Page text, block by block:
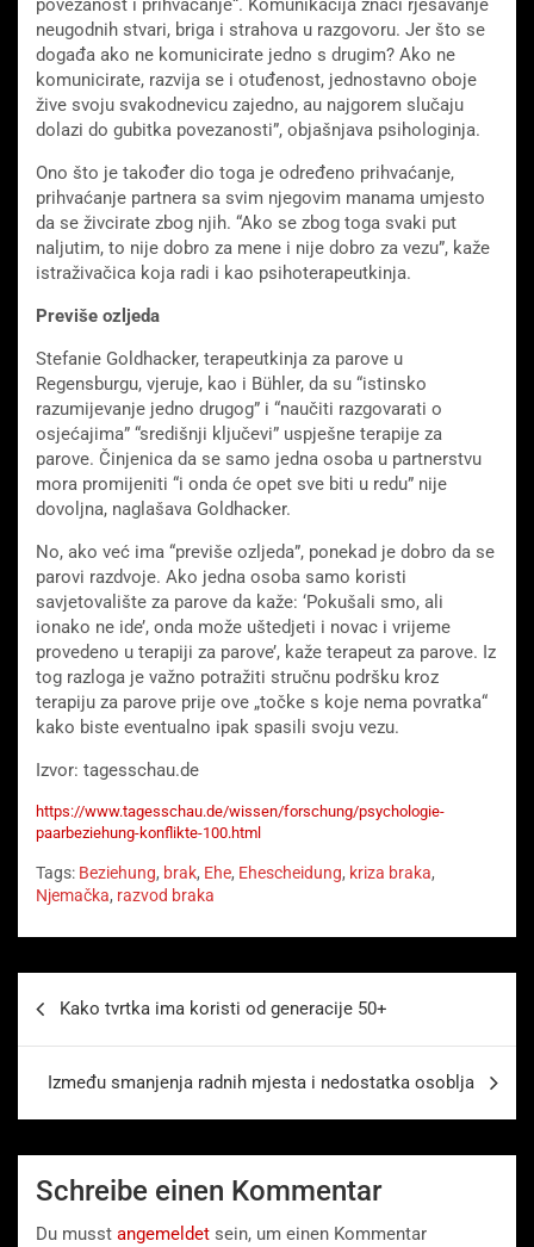
povezanost i prihvaćanje“. Komunikacija znači rješavanje
neugodnih stvari, briga i strahova u razgovoru. Jer što se
događa ako ne komunicirate jedno s drugim? Ako ne
komunicirate, razvija se i otuđenost, jednostavno oboje
žive svoju svakodnevicu zajedno, au najgorem slučaju
dolazi do gubitka povezanosti”, objašnjava psihologinja.
Ono što je također dio toga je određeno prihvaćanje,
prihvaćanje partnera sa svim njegovim manama umjesto
da se živcirate zbog njih. “Ako se zbog toga svaki put
naljutim, to nije dobro za mene i nije dobro za vezu”, kaže
istraživačica koja radi i kao psihoterapeutkinja.
Previše ozljeda
Stefanie Goldhacker, terapeutkinja za parove u
Regensburgu, vjeruje, kao i Bühler, da su “istinsko
razumijevanje jedno drugog” i “naučiti razgovarati o
osjećajima” “središnji ključevi” uspješne terapije za
parove. Činjenica da se samo jedna osoba u partnerstvu
mora promijeniti “i onda će opet sve biti u redu” nije
dovoljna, naglašava Goldhacker.
No, ako već ima “previše ozljeda”, ponekad je dobro da se
parovi razdvoje. Ako jedna osoba samo koristi
savjetovalište za parove da kaže: ‘Pokušali smo, ali
ionako ne ide’, onda može uštedjeti i novac i vrijeme
provedeno u terapiji za parove’, kaže terapeut za parove. Iz
tog razloga je važno potražiti stručnu podršku kroz
terapiju za parove prije ove „točke s koje nema povratka“
kako biste eventualno ipak spasili svoju vezu.
Izvor: tagesschau.de
https://www.tagesschau.de/wissen/forschung/psychologie-
paarbeziehung-konflikte-100.html
Tags: Beziehung, brak, Ehe, Ehescheidung, kriza braka,
Njemačka, razvod braka
Kako tvrtka ima koristi od generacije 50+
Između smanjenja radnih mjesta i nedostatka osoblja
Schreibe einen Kommentar
Du musst angemeldet sein, um einen Kommentar